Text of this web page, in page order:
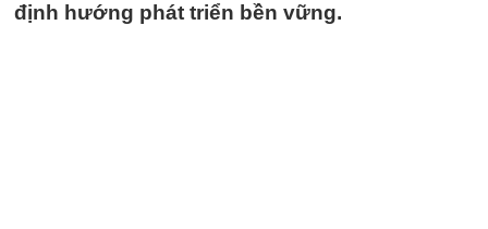
định hướng phát triển bền vững.